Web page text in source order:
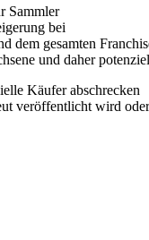
Sammler
bei
dem gesamten
und daher
Käufer abschrecken
veröffentlicht wird